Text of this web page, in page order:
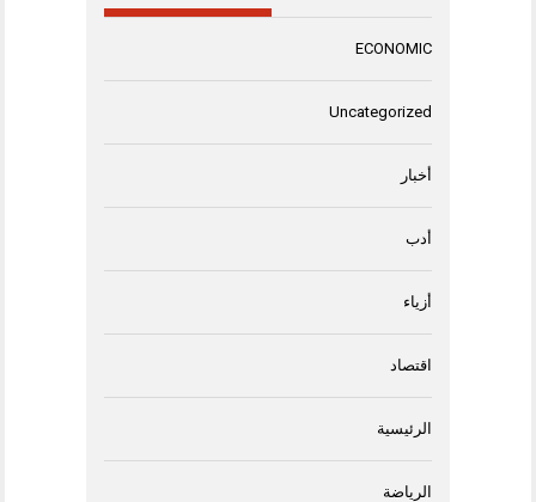
ECONOMIC
Uncategorized
أخبار
أدب
أزياء
اقتصاد
الرئيسية
الرياضة